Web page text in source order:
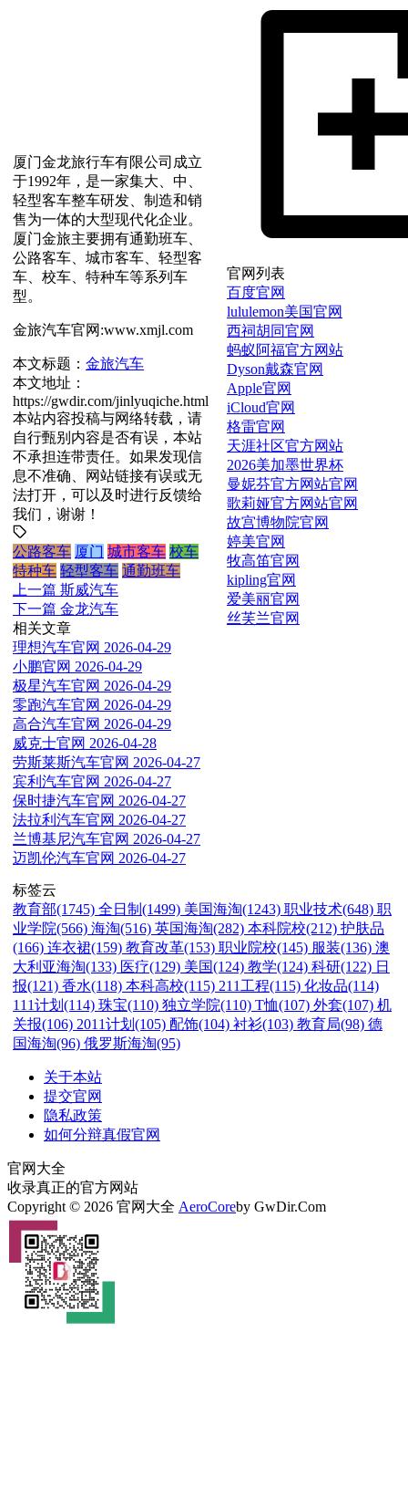
厦门金龙旅行车有限公司成立
于1992年，是一家集大、中、
轻型客车整车研发、制造和销
售为一体的大型现代化企业。
厦门金旅主要拥有通勤班车、
公路客车、城市客车、轻型客
车、校车、特种车等系列车
型。
金旅汽车官网:www.xmjl.com
本文标题： 金旅汽车
本文地址：
https://gwdir.com/jinlyuqiche.html
本站内容投稿与网络转载，请
自行甄别内容是否有误，本站
不承担连带责任。如果发现信
息不准确、网站链接有误或无
法打开，可以及时进行反馈给
我们，谢谢！
公路客车 厦门 城市客车 校车
特种车 轻型客车 通勤班车
上一篇 斯威汽车
下一篇 金龙汽车
相关文章
理想汽车官网 2026-04-29
小鹏官网 2026-04-29
极星汽车官网 2026-04-29
零跑汽车官网 2026-04-29
高合汽车官网 2026-04-29
威克士官网 2026-04-28
劳斯莱斯汽车官网 2026-04-27
宾利汽车官网 2026-04-27
保时捷汽车官网 2026-04-27
法拉利汽车官网 2026-04-27
兰博基尼汽车官网 2026-04-27
迈凯伦汽车官网 2026-04-27
官网列表
百度官网
lululemon美国官网
西祠胡同官网
蚂蚁阿福官方网站
Dyson戴森官网
Apple官网
iCloud官网
格雷官网
天涯社区官方网站
2026美加墨世界杯
曼妮芬官方网站官网
歌莉娅官方网站官网
故宫博物院官网
婷美官网
牧高笛官网
kipling官网
爱美丽官网
丝芙兰官网
标签云
教育部(1745) 全日制(1499) 美国海淘(1243) 职业技术(648) 职
业学院(566) 海淘(516) 英国海淘(282) 本科院校(212) 护肤品
(166) 连衣裙(159) 教育改革(153) 职业院校(145) 服装(136) 澳
大利亚海淘(133) 医疗(129) 美国(124) 教学(124) 科研(122) 日
报(121) 香水(118) 本科高校(115) 211工程(115) 化妆品(114)
111计划(114) 珠宝(110) 独立学院(110) T恤(107) 外套(107) 机
关报(106) 2011计划(105) 配饰(104) 衬衫(103) 教育局(98) 德
国海淘(96) 俄罗斯海淘(95)
关于本站
提交官网
隐私政策
如何分辩真假官网
官网大全
收录真正的官方网站
Copyright © 2026 官网大全 AeroCoreby GwDir.Com